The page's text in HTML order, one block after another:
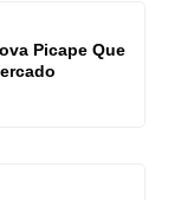
Picape Que